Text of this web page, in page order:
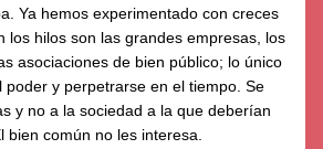
Ya hemos experimentado con creces
los hilos son las grandes empresas, los
asociaciones de bien público; lo único
poder y perpetrarse en el tiempo. Se
y no a la sociedad a la que deberían
bien común no les interesa.